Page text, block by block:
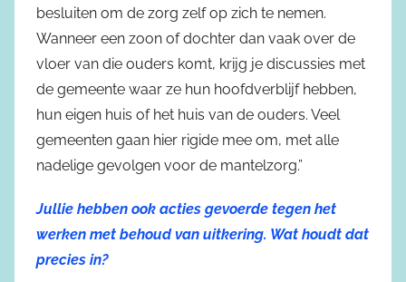
besluiten om de zorg zelf op zich te nemen.
Wanneer een zoon of dochter dan vaak over de
vloer van die ouders komt, krijg je discussies met
de gemeente waar ze hun hoofdverblijf hebben,
hun eigen huis of het huis van de ouders. Veel
gemeenten gaan hier rigide mee om, met alle
nadelige gevolgen voor de mantelzorg.”
Jullie hebben ook acties gevoerde tegen het
werken met behoud van uitkering. Wat houdt dat
precies in?